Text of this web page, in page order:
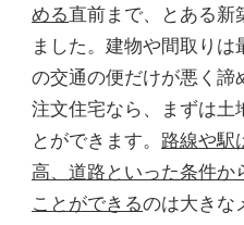
める直前まで、とある新
ました。建物や間取り
の交通の便だけが悪く
注文住宅なら、まずは土
とができます。 路線や駅
高、道路といった条件か
ことができるのは大きな